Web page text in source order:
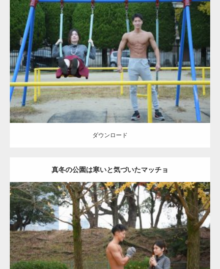
Update: 2021.07.6
Category:公園のマッチョ その他 AKIHITO(細マッチョ) 腹筋 大胸筋
ダウンロード
ダウンロード
真冬の公園は寒いと気づいたマッチョ
Update: 2021.07.8
Category:公園のマッチョ その他 AKIHITO(細マッチョ) 上腕三頭筋
肩